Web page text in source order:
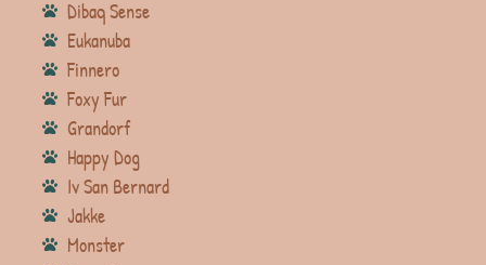
Dibaq Sense
Eukanuba
Finnero
Foxy Fur
Grandorf
Happy Dog
Iv San Bernard
Jakke
Monster